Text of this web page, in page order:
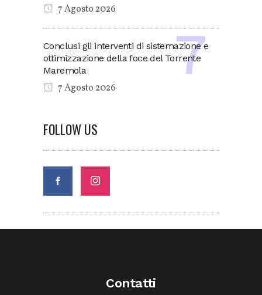
7 Agosto 2026
Conclusi gli interventi di sistemazione e
ottimizzazione della foce del Torrente
Maremola
7 Agosto 2026
FOLLOW US
Contatti